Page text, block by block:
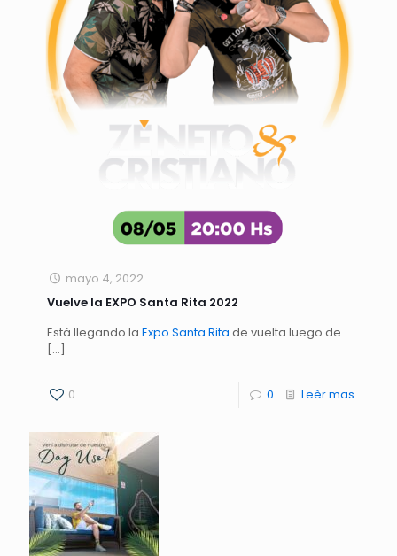
mayo 4, 2022
Vuelve la EXPO Santa Rita 2022
Está llegando la Expo Santa Rita de vuelta luego de
[…]
0 0 Leèr mas